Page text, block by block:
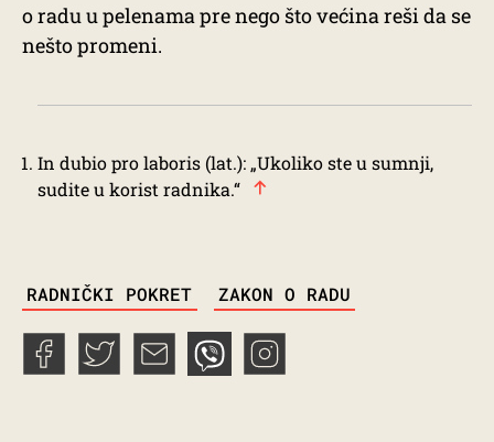
o radu u pelenama pre nego što većina reši da se
nešto promeni.
In dubio pro laboris (lat.): „Ukoliko ste u sumnji,
sudite u korist radnika.“
RADNIČKI POKRET ZAKON O RADU